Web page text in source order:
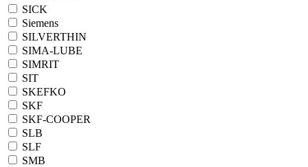
SICK
Siemens
SILVERTHIN
SIMA-LUBE
SIMRIT
SIT
SKEFKO
SKF
SKF-COOPER
SLB
SLF
SMB